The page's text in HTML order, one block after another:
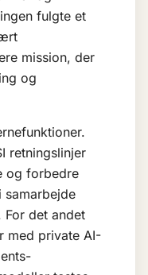
fulgte et
mission, der
og
retningslinjer
og forbedre
samarbejde
For det andet
med private AI-